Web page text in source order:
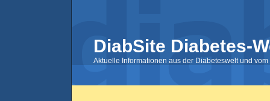
DiabSite Diabetes-
Aktuelle Informationen aus der Diabeteswelt und